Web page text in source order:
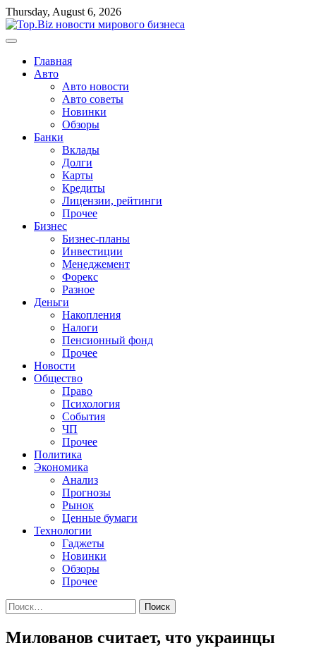
Перейти
к
содержимому
Thursday, August 6, 2026
Главная
Авто
Авто новости
Авто советы
Новинки
Обзоры
Банки
Вклады
Долги
Карты
Кредиты
Лицензии, рейтинги
Прочее
Бизнес
Бизнес-планы
Инвестиции
Менеджемент
Форекс
Разное
Деньги
Накопления
Налоги
Пенсионный фонд
Прочее
Новости
Общество
Право
Психология
События
ЧП
Прочее
Политика
Экономика
Анализ
Прогнозы
Рынок
Ценные бумаги
Технологии
Гаджеты
Новинки
Обзоры
Прочее
Найти:
Милованов считает, что украинцы